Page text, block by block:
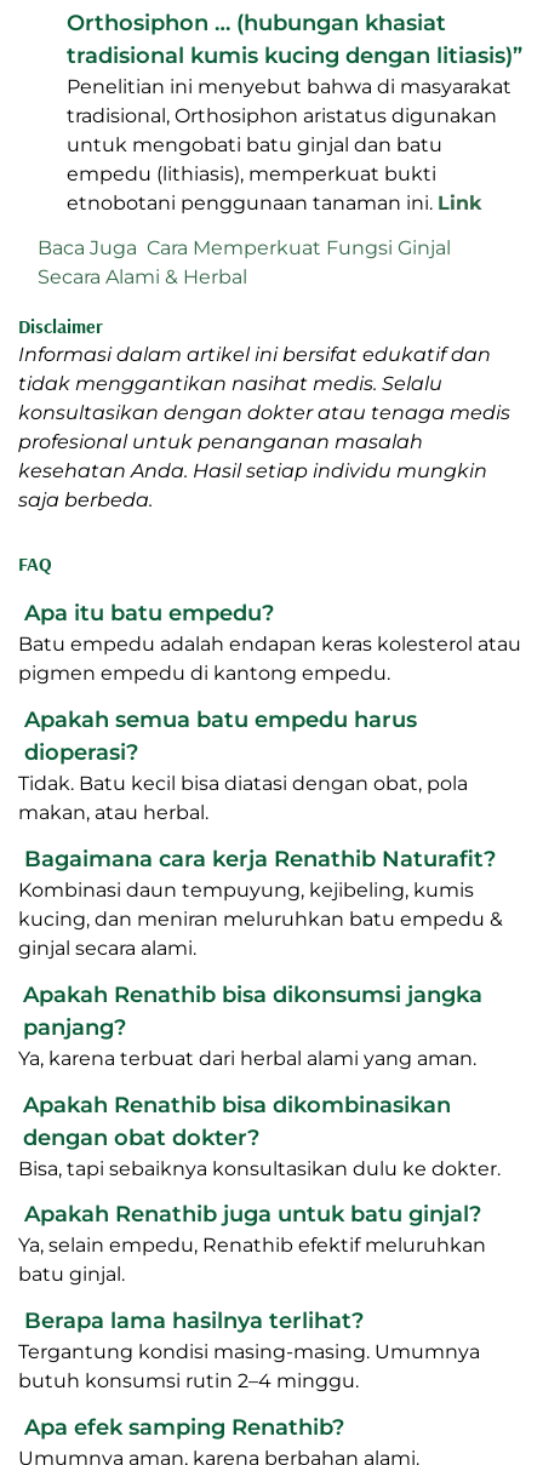
Orthosiphon … (hubungan khasiat
tradisional kumis kucing dengan litiasis)”
Penelitian ini menyebut bahwa di masyarakat
tradisional, Orthosiphon aristatus digunakan
untuk mengobati batu ginjal dan batu
empedu (lithiasis), memperkuat bukti
etnobotani penggunaan tanaman ini. Link
Baca Juga Cara Memperkuat Fungsi Ginjal
Secara Alami & Herbal
Disclaimer
Informasi dalam artikel ini bersifat edukatif dan
tidak menggantikan nasihat medis. Selalu
konsultasikan dengan dokter atau tenaga medis
profesional untuk penanganan masalah
kesehatan Anda. Hasil setiap individu mungkin
saja berbeda.
FAQ
Apa itu batu empedu?
Batu empedu adalah endapan keras kolesterol atau
pigmen empedu di kantong empedu.
Apakah semua batu empedu harus
dioperasi?
Tidak. Batu kecil bisa diatasi dengan obat, pola
makan, atau herbal.
Bagaimana cara kerja Renathib Naturafit?
Kombinasi daun tempuyung, kejibeling, kumis
kucing, dan meniran meluruhkan batu empedu &
ginjal secara alami.
Apakah Renathib bisa dikonsumsi jangka
panjang?
Ya, karena terbuat dari herbal alami yang aman.
Apakah Renathib bisa dikombinasikan
dengan obat dokter?
Bisa, tapi sebaiknya konsultasikan dulu ke dokter.
Apakah Renathib juga untuk batu ginjal?
Ya, selain empedu, Renathib efektif meluruhkan
batu ginjal.
Berapa lama hasilnya terlihat?
Tergantung kondisi masing-masing. Umumnya
butuh konsumsi rutin 2–4 minggu.
Apa efek samping Renathib?
Umumnya aman, karena berbahan alami.